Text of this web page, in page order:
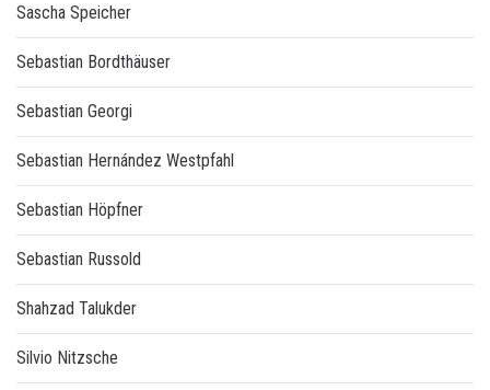
Sascha Speicher
Sebastian Bordthäuser
Sebastian Georgi
Sebastian Hernández Westpfahl
Sebastian Höpfner
Sebastian Russold
Shahzad Talukder
Silvio Nitzsche